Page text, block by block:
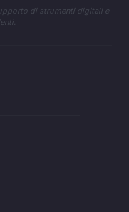
di strumenti digitali e